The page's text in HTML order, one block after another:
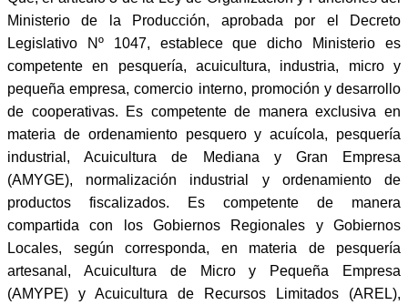
Ministerio de la Producción, aprobada por el Decreto
Legislativo Nº 1047, establece que dicho Ministerio es
competente en pesquería, acuicultura, industria, micro y
pequeña empresa, comercio interno, promoción y desarrollo
de cooperativas. Es competente de manera exclusiva en
materia de ordenamiento pesquero y acuícola, pesquería
industrial, Acuicultura de Mediana y Gran Empresa
(AMYGE), normalización industrial y ordenamiento de
productos fiscalizados. Es competente de manera
compartida con los Gobiernos Regionales y Gobiernos
Locales, según corresponda, en materia de pesquería
artesanal, Acuicultura de Micro y Pequeña Empresa
(AMYPE) y Acuicultura de Recursos Limitados (AREL),